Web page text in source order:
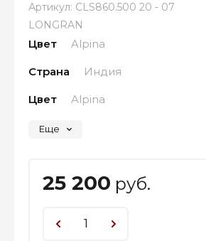
Артикул: CLS860.500 20 - 07
LONGRAN
Цвет Alpina
Страна Индия
Цвет Alpina
Еще
25 200 руб.